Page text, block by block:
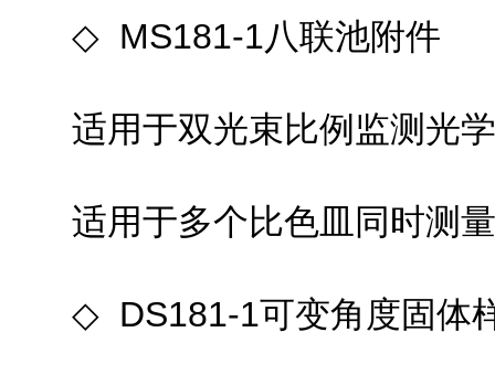
◇ MS181-1八联池附件
适用于双光束比例监测光
适用于多个比色皿同时测量
◇ DS181-1可变角度固体